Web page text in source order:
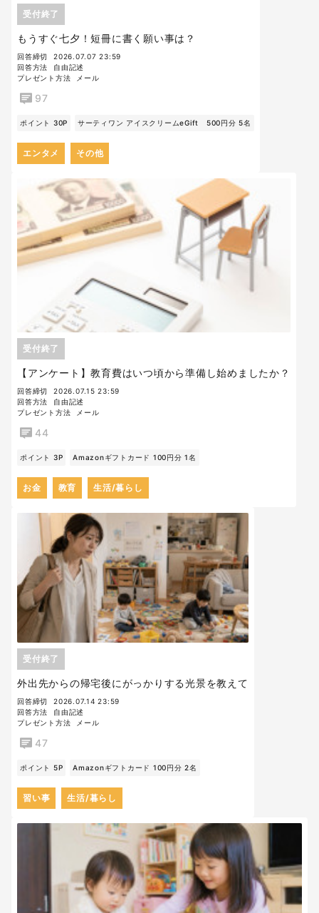
もうすぐ七夕！短冊に書く願い事は？
受付終了
回答締切
2026.07.07 23:59
回答方法
自由記述
プレゼント方法
メール
97
ポイント 30P サーティワン アイスクリームeGift 500円分 5名
エンタメ その他
【アンケート】教育費はいつ頃から準備し始めましたか？
受付終了
回答締切
2026.07.15 23:59
回答方法
自由記述
プレゼント方法
メール
44
ポイント 3P Amazonギフトカード 100円分 1名
お金 教育 生活/暮らし
外出先からの帰宅後にがっかりする光景を教えて
受付終了
回答締切
2026.07.14 23:59
回答方法
自由記述
プレゼント方法
メール
47
ポイント 5P Amazonギフトカード 100円分 2名
習い事 生活/暮らし